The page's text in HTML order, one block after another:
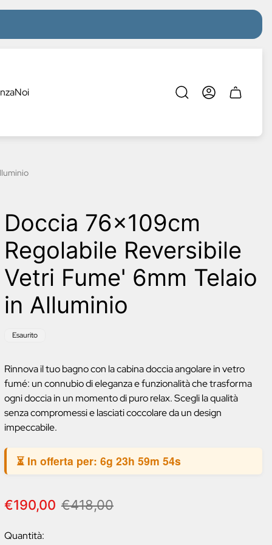
Noi
Cassetto
Doccia 76x109cm
Regolabile Reversibile
Vetri Fume' 6mm Telaio
in Alluminio
Etichetta
Esaurito
Rinnova il tuo bagno con la cabina doccia angolare in vetro
fumé: un connubio di eleganza e funzionalità che trasforma
ogni doccia in un momento di puro relax. Scegli la qualità
senza compromessi e lasciati coccolare da un design
impeccabile.
⏳ In offerta per: 6g 23h 59m 53s
P
e
€190,00 P
€418,00
Quantità: